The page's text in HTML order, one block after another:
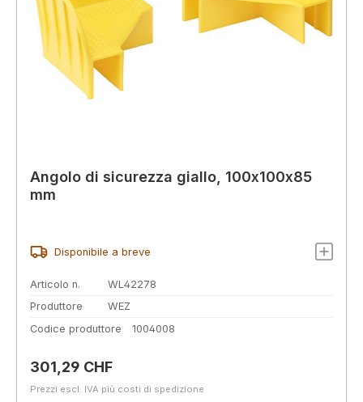
Angolo di sicurezza giallo, 100x100x85
mm
Disponibile a breve
Articolo n.
WL42278
Produttore
WEZ
Codice produttore
1004008
Prezzo normale:
301,29 CHF
Prezzi escl. IVA più costi di spedizione